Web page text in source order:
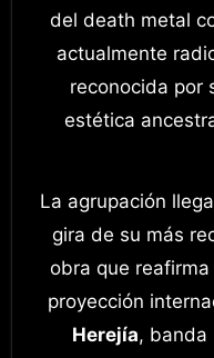
del death metal
actualmente
reconocida por
estética
La agrupación
gira de su más
obra que
proyección
Herejía, banda